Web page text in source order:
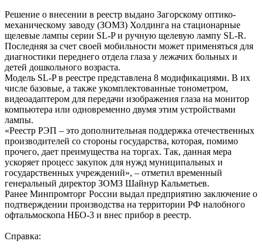
Решение о внесении в реестр выдано Загорскому оптико-
механическому заводу (ЗОМЗ) Холдинга на стационарные
щелевые лампы серии SL-P и ручную щелевую лампу SL-R.
Последняя за счет своей мобильности может применяться для
диагностики переднего отдела глаза у лежачих больных и
детей дошкольного возраста.
Модель SL-P в реестре представлена 8 модификациями. В их
числе базовые, а также укомплектованные тонометром,
видеоадаптером для передачи изображения глаза на монитор
компьютера или одновременно двумя этим устройствами
лампы.
«Реестр РЭП – это дополнительная поддержка отечественных
производителей со стороны государства, которая, помимо
прочего, дает преимущества на торгах. Так, данная мера
ускоряет процесс закупок для нужд муниципальных и
государственных учреждений», – отметил временный
генеральный директор ЗОМЗ Шайнур Кальметьев.
Ранее Минпромторг России выдал предприятию заключение о
подтверждении производства на территории РФ налобного
офтальмоскопа НБО-3 и внес прибор в реестр.
Справка: